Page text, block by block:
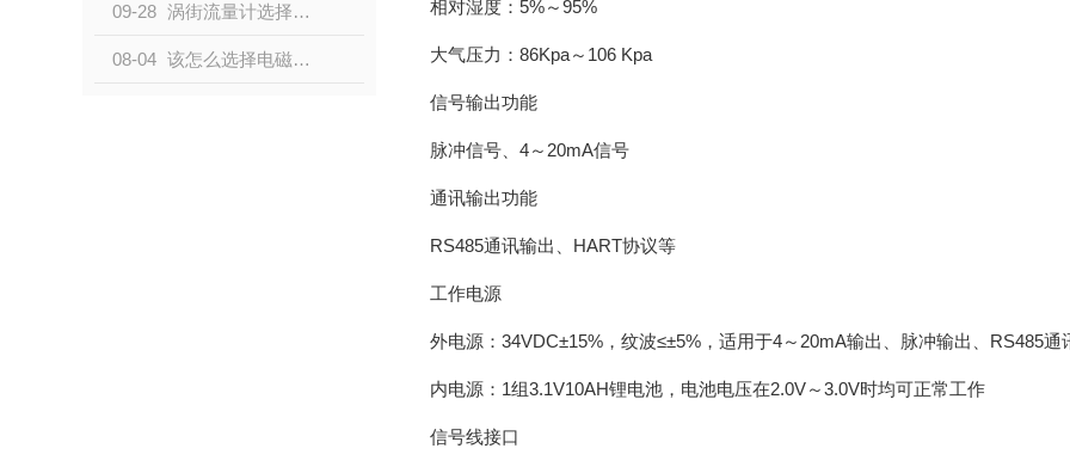
09-28 涡街流量计选择配件时的注意事项
08-04 该怎么选择电磁流量计？别担心，看这里
相对湿度：5%～95%
大气压力：86Kpa～106 Kpa
信号输出功能
脉冲信号、4～20mA信号
通讯输出功能
RS485通讯输出、HART协议等
工作电源
外电源：34VDC±15%，纹波≤±5%，适用于4～20mA输出、脉冲输出、RS485通
内电源：1组3.1V10AH锂电池，电池电压在2.0V～3.0V时均可正常工作
信号线接口